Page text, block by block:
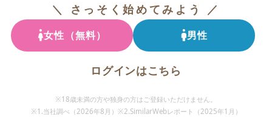
＼ さっそく始めてみよう ／
女性（無料） 男性
ログインはこちら
※18歳未満の方や独身の方はご登録いただけません。
※1.当社調べ（2026年8月 ） ※2.SimilarWebレポート（2025年1月）